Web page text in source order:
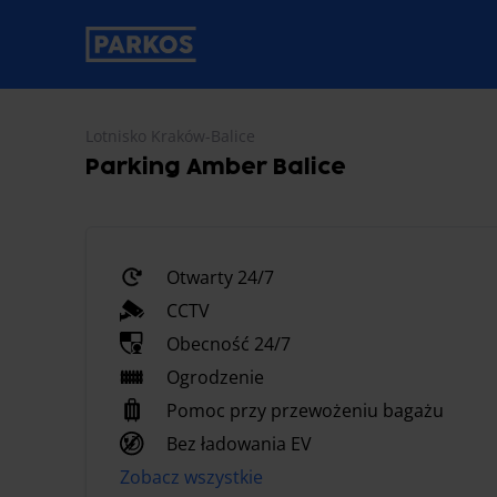
etykieta-nawigacji-głównej
Lotnisko Kraków-Balice
Parking Amber Balice
Otwarty 24/7
CCTV
Obecność 24/7
Ogrodzenie
Pomoc przy przewożeniu bagażu
Bez ładowania EV
Zobacz wszystkie